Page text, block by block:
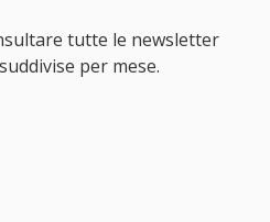
tutte le newsletter
per mese.